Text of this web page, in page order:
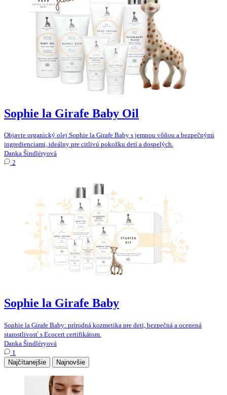
Sophie la Girafe Baby Oil
Objavte organický olej Sophie la Girafe Baby s jemnou vôňou a bezpečnými
ingredienciami, ideálny pre citlivú pokožku detí a dospelých.
Danka Šindléryová
2
Sophie la Girafe Baby
Sophie la Girafe Baby: prírodná kozmetika pre deti, bezpečná a ocenená
starostlivosť s Ecocert certifikátom.
Danka Šindléryová
1
Najčítanejšie
Najnovšie